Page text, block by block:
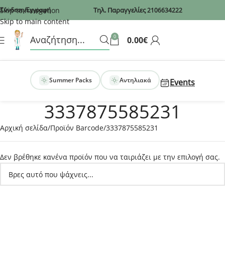
Recaptcha
Skip to navigation
Skip to main content
Σύνδεση/Εγγραφή Τηλ. Παραγγελίες2106634222
0 0.00€
Summer Packs Αντηλιακά Events
3337875585231
Αρχική σελίδα Προϊόν Barcode 3337875585231
Δεν βρέθηκε κανένα προϊόν που να ταιριάζει με την επιλογή σας.